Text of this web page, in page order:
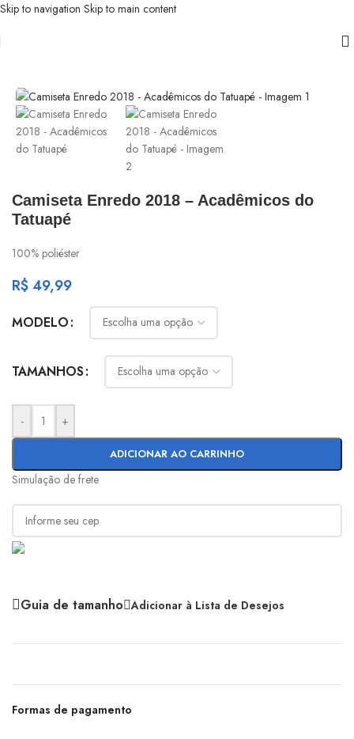
Skip to navigation Skip to main content
Camiseta Enredo 2018 – Acadêmicos do
Tatuapé
100% poliéster
R$49,99
MODELO
TAMANHOS
- +
ADICIONAR AO CARRINHO
Simulação de frete
Guia de tamanho Adicionar à Lista de Desejos
Formas de pagamento